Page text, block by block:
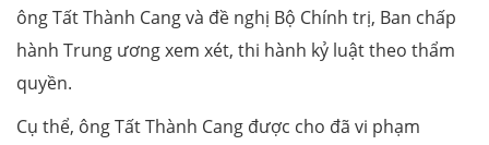
ông Tất Thành Cang và đề nghị Bộ Chính trị, Ban chấp
hành Trung ương xem xét, thi hành kỷ luật theo thẩm
quyền.
Cụ thể, ông Tất Thành Cang được cho đã vi phạm